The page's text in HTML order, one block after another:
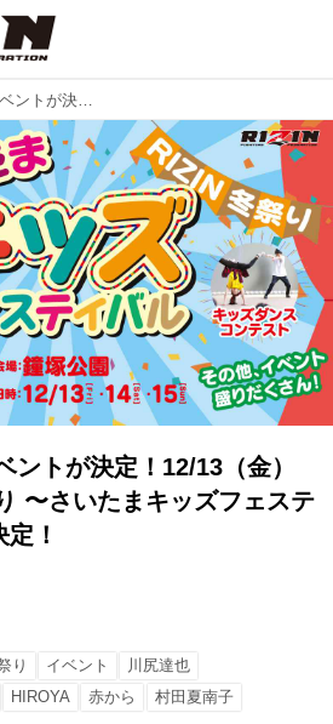
RIZIN初の野外イベントが決定！12/13（金）より「RIZIN冬祭り 〜さいたまキッズフェスティバル〜」 開催決定！
ントが決定！12/13（金）
〜さいたまキッズフェステ
！
り イベント
川尻達也
HIROYA 赤から
村田夏南子